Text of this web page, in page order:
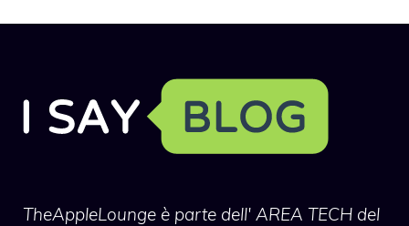
TheAppleLounge è parte dell' AREA TECH del